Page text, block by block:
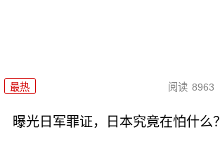
最热 阅读 8963
曝光日军罪证，日本究竟在怕什么？